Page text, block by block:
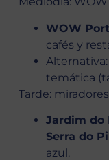
WOW
cafés y
temática
Tarde:
Jardim do
Serra do
azul.